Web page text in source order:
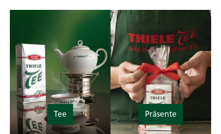
Tee Präsente